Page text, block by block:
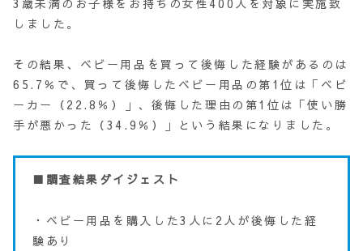
3歳未満のお子様をお持ちの女性400人を対象に実施致
しました。
その結果、ベビー用品を買って後悔した経験があるのは
65.7％で、買って後悔したベビー用品の第1位は「ベビ
ーカー（22.8％）」、後悔した理由の第1位は「使い勝
手が悪かった（34.9％）」という結果になりました。
■調査結果ダイジェスト
・ベビー用品を購入した3人に2人が後悔した経
験あり